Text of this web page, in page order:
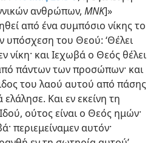
ανθρώπων, ΜΝΚ]»
από ένα συμπόσιο νίκης το
υπόσχεση του Θεού: ‘Θέλει
νίκη· και Ιεχωβά ο Θεός θέλει
πάντων των προσώπων· και
του λαού αυτού από πάσης
ελάλησε. Και εν εκείνη τη
ούτος είναι ο Θεός ημών·
περιεμείναμεν αυτόν·